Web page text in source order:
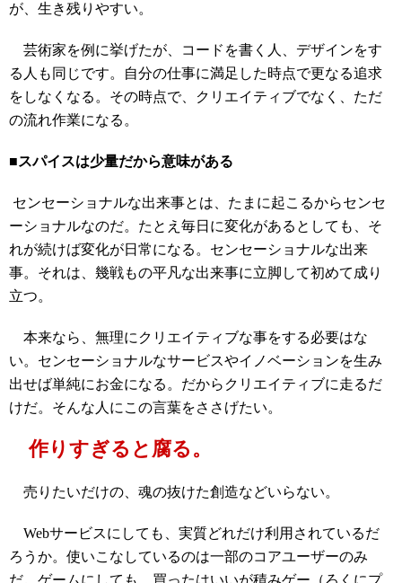
が、生き残りやすい。
芸術家を例に挙げたが、コードを書く人、デザインをす
る人も同じです。自分の仕事に満足した時点で更なる追求
をしなくなる。その時点で、クリエイティブでなく、ただ
の流れ作業になる。
■スパイスは少量だから意味がある
センセーショナルな出来事とは、たまに起こるからセンセ
ーショナルなのだ。たとえ毎日に変化があるとしても、そ
れが続けば変化が日常になる。センセーショナルな出来
事。それは、幾戦もの平凡な出来事に立脚して初めて成り
立つ。
本来なら、無理にクリエイティブな事をする必要はな
い。センセーショナルなサービスやイノベーションを生み
出せば単純にお金になる。だからクリエイティブに走るだ
けだ。そんな人にこの言葉をささげたい。
作りすぎると腐る。
売りたいだけの、魂の抜けた創造などいらない。
Webサービスにしても、実質どれだけ利用されているだ
ろうか。使いこなしているのは一部のコアユーザーのみ
だ。ゲームにしても、買ったはいいが積みゲー（ろくにプ